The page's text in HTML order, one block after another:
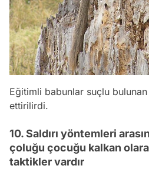
Eğitimli babunlar suçlu bulunan
ettirilirdi.
10. Saldırı yöntemleri
çoluğu çocuğu kalkan
taktikler vardır